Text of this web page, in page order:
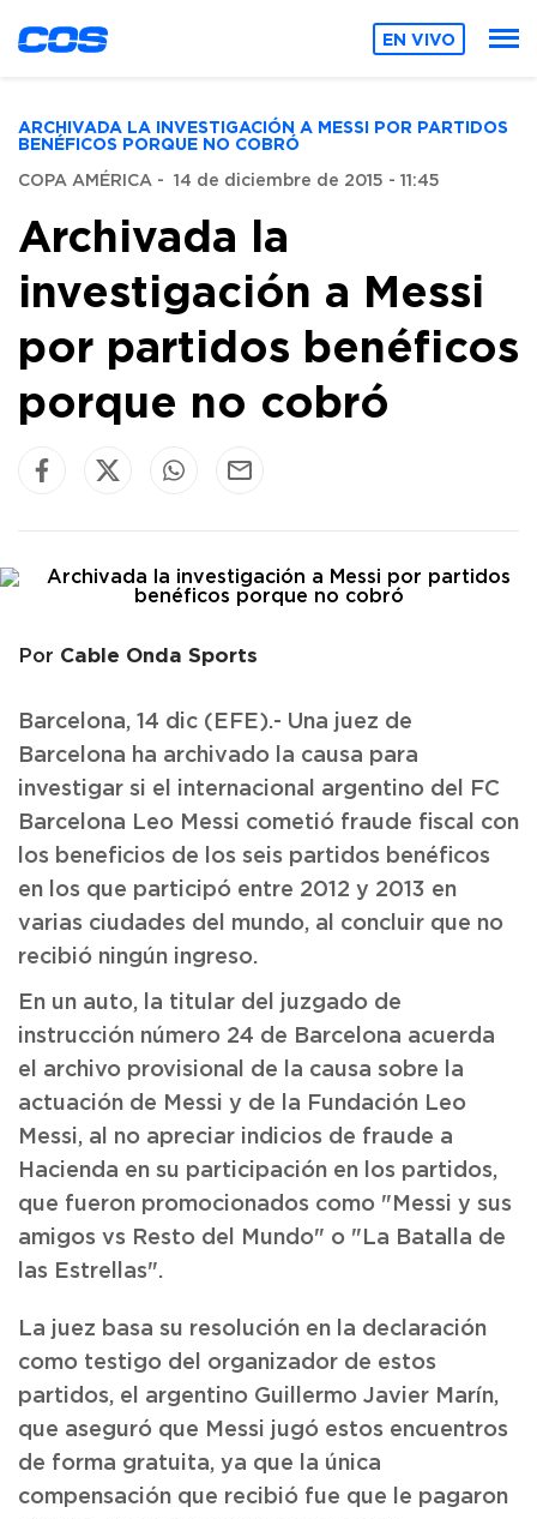
EN VIVO
ARCHIVADA LA INVESTIGACIÓN A MESSI POR PARTIDOS
BENÉFICOS PORQUE NO COBRÓ
COPA AMÉRICA - 14 de diciembre de 2015 - 11:45
Archivada la
investigación a Messi
por partidos benéficos
porque no cobró
Por Cable Onda Sports
Barcelona, 14 dic (EFE).- Una juez de
Barcelona ha archivado la causa para
investigar si el internacional argentino del FC
Barcelona Leo Messi cometió fraude fiscal con
los beneficios de los seis partidos benéficos
en los que participó entre 2012 y 2013 en
varias ciudades del mundo, al concluir que no
recibió ningún ingreso.
En un auto, la titular del juzgado de
instrucción número 24 de Barcelona acuerda
el archivo provisional de la causa sobre la
actuación de Messi y de la Fundación Leo
Messi, al no apreciar indicios de fraude a
Hacienda en su participación en los partidos,
que fueron promocionados como "Messi y sus
amigos vs Resto del Mundo" o "La Batalla de
las Estrellas".
La juez basa su resolución en la declaración
como testigo del organizador de estos
partidos, el argentino Guillermo Javier Marín,
que aseguró que Messi jugó estos encuentros
de forma gratuita, ya que la única
compensación que recibió fue que le pagaron